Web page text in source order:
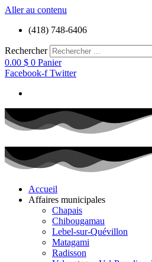
Aller au contenu
(418) 748-6406
Rechercher
0.00 $ 0 Panier
Facebook-f Twitter
Accueil
Affaires municipales
Chapais
Chibougamau
Lebel-sur-Quévillon
Matagami
Radisson